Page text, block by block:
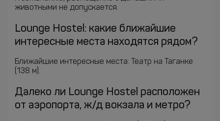
животными не допускается.
Lounge Hostel: какие ближайшие
интересные места находятся рядом?
Ближайшие интересные места: Театр на Таганке
(138 м).
Далеко ли Lounge Hostel расположен
от аэропорта, ж/д вокзала и метро?